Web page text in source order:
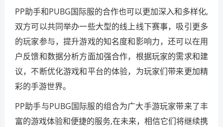
PP助手和PUBG国际服的合作也可以更加深入和多样化,
双方可以共同举办一些大型的线上线下赛事，吸引更多
的玩家参与，提升游戏的知名度和影响力，还可以在用
户反馈和数据分析方面加强合作，根据玩家的需求和建
议，不断优化游戏和平台的体验，为玩家们带来更加精
彩的手游世界。
PP助手与PUBG国际服的组合为广大手游玩家带来了丰
富的游戏体验和便捷的服务,在未来，相信它们将继续携